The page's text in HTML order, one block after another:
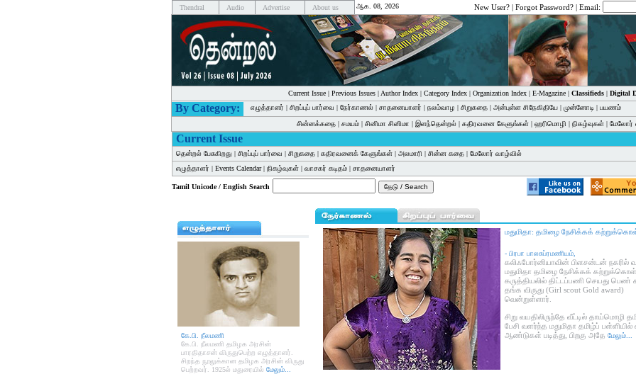
Thendral Audio Advertise About us ஆக. 08, 2026 New User? | Forgot Password? | Email:
Current Issue| Previous Issues| Author Index| Category Index| Organization Index| E-Magazine| Classifieds| Digital
By Category: எழுத்தாளர் | சிறப்புப் பார்வை | நேர்காணல் | சாதனையாளர் | நலம்வாழ | சிறுகதை | அன்புள்ள சிநேகிதியே | முன்னோடி | பயணம்
சின்னக்கதை | சமயம் | சினிமா சினிமா | இளந்தென்றல் | கதிரவனை கேளுங்கள் | ஹரிமொழி | நிகழ்வுகள் | மேலோர்
Current Issue
தென்றல் பேசுகிறது | சிறப்புப் பார்வை | சிறுகதை | கதிரவனைக் கேளுங்கள் | அலமாரி | சின்ன கதை | மேலோர் வாழ்வில்
எழுத்தாளர் | Events Calendar| நிகழ்வுகள் | வாசகர் கடிதம் | சாதனையாளர்
Tamil Unicode / English Search
கே.பி. நீலமணி
கே.பி. நீலமணி தமிழக அரசின்
பாரதிதாசன் விருதுபெற்ற எழுத்தாளர்.
சிறந்த நூலுக்கான தமிழக அரசின் விருது
பெற்றவர். 1925ல் மதுரையில் மேலும்...
மதுமிதா: தமிழை நேசிக்கக்
- பிரபா பாலசுப்ரமணியம்,
கலிஃபோர்னியாவின் பிளசன்டன் நகரில்
மதுமிதா தமிழை நேசிக்கக்
கருத்தியலில் திட்டப்பணி செயது பெண்
தங்க விருது (Girl scout Gold award)
வென்றுள்ளார்.
சிறு வயதிலிருந்தே வீட்டில் தாய்மொழி
பேசி வளர்ந்த மதுமிதா தமிழ்ப் பள்ளியில்
ஆண்டுகள் படித்து, பிறகு அதே மேலும்...